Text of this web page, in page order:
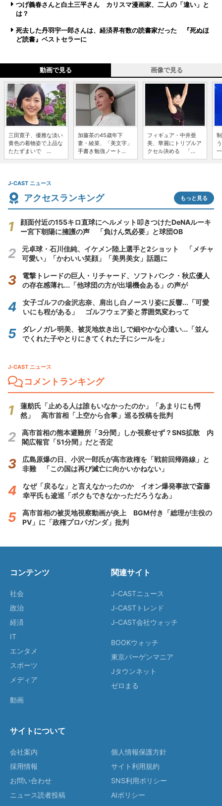
つげ義春さんと白土三平さん カリスマ漫画家、二人の「違い」と
は？
死去した丹羽宇一郎さんは、経済界有数の読書家だった 『死ぬほ
ど読書』ベストセラーに
動画で見る 画像で見る
三田寛子、優雅な淡い
黄色の着物姿で上品な
たたずまいで ...
加藤茶の45歳年下
妻・綾菜、「美文字」
手書き勉強ノート...
フィギュア・中井亜
美、華麗にトリプルア
クセル決める 「...
J-CAST ニュース
アクセスランキング もっと見る
顔面付近の155キロ直球にヘルメット叩きつけたDeNAルーキ
ー宮下朝陽に擁護の声 「負けん気必要」と球団OB
元卓球・石川佳純、イケメン陸上選手と2ショット 「メチャ
可愛い」「かわいい笑顔」「美男美女」話題に
電撃トレードの巨人・リチャード、ソフトバンク・秋広優人
の存在感薄れ...「他球団の方が出場機会ある」の声が
女子ゴルフの金沢志奈、肩出し白ノースリ姿に反響...「可愛
いにも程がある」 ゴルフウェア姿と雰囲気変わって
ダレノガレ明美、被災地炊き出しで細やかな心遣い...「並ん
でくれた子やとりにきてくれた子にシールを」
J-CAST ニュース
コメントランキング
蓮舫氏「止める人は誰もいなかったのか」「あまりにも愕
然」 高市首相「上空から合掌」巡る投稿を批判
高市首相の熊本避難所「3分間」しか視察せず？SNS拡散 内
閣広報官「51分間」だと否定
広島原爆の日、小沢一郎氏が高市政権を「戦前回帰路線」と
非難 「この国は再び滅亡に向かいかねない」
なぜ「戻るな」と言えなかったのか イオン爆発事故で斎藤
幸平氏も逡巡「ボクもできなかっただろうなあ」
高市首相の被災地視察動画が炎上 BGM付き「総理が主役の
PV」に「政権プロパガンダ」批判
コンテンツ
社会
政治
経済
IT
エンタメ
スポーツ
メディア
動画
関連サイト
J-CASTニュース
J-CASTトレンド
J-CAST会社ウォッチ
BOOKウォッチ
東京バーゲンマニア
Jタウンネット
ゼロまる
サイトについて
会社案内
採用情報
お問い合わせ
ニュース読者投稿
個人情報保護方針
サイト利用規約
SNS利用ポリシー
AIポリシー